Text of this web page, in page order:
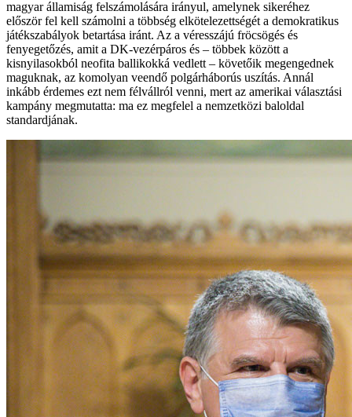
magyar államiság felszámolására irányul, amelynek sikeréhez
először fel kell számolni a többség elkötelezettségét a demokratikus
játékszabályok betartása iránt. Az a véresszájú fröcsögés és
fenyegetőzés, amit a DK-vezérpáros és – többek között a
kisnyilasokból neofita ballikokká vedlett – követőik megengednek
maguknak, az komolyan veendő polgárháborús uszítás. Annál
inkább érdemes ezt nem félvállról venni, mert az amerikai választási
kampány megmutatta: ma ez megfelel a nemzetközi baloldal
standardjának.